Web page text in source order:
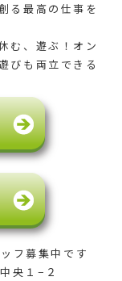
る最高の仕事を
む、遊ぶ！オン
びも両立できる
フ募集中です
央１−２